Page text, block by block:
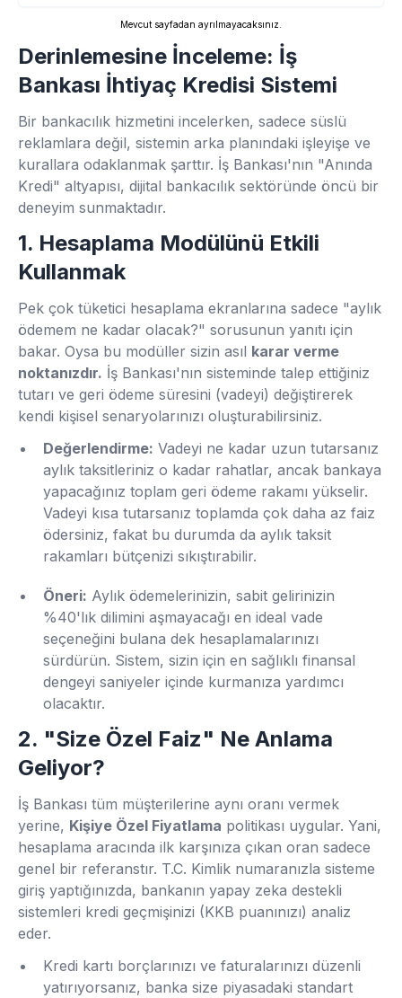
Mevcut sayfadan ayrılmayacaksınız.
Derinlemesine İnceleme: İş
Bankası İhtiyaç Kredisi Sistemi
Bir bankacılık hizmetini incelerken, sadece süslü
reklamlara değil, sistemin arka planındaki işleyişe ve
kurallara odaklanmak şarttır. İş Bankası'nın "Anında
Kredi" altyapısı, dijital bankacılık sektöründe öncü bir
deneyim sunmaktadır.
1. Hesaplama Modülünü Etkili
Kullanmak
Pek çok tüketici hesaplama ekranlarına sadece "aylık
ödemem ne kadar olacak?" sorusunun yanıtı için
bakar. Oysa bu modüller sizin asıl karar verme
noktanızdır. İş Bankası'nın sisteminde talep ettiğiniz
tutarı ve geri ödeme süresini (vadeyi) değiştirerek
kendi kişisel senaryolarınızı oluşturabilirsiniz.
Değerlendirme: Vadeyi ne kadar uzun tutarsanız
aylık taksitleriniz o kadar rahatlar, ancak bankaya
yapacağınız toplam geri ödeme rakamı yükselir.
Vadeyi kısa tutarsanız toplamda çok daha az faiz
ödersiniz, fakat bu durumda da aylık taksit
rakamları bütçenizi sıkıştırabilir.
Öneri: Aylık ödemelerinizin, sabit gelirinizin
%40'lık dilimini aşmayacağı en ideal vade
seçeneğini bulana dek hesaplamalarınızı
sürdürün. Sistem, sizin için en sağlıklı finansal
dengeyi saniyeler içinde kurmanıza yardımcı
olacaktır.
2. "Size Özel Faiz" Ne Anlama
Geliyor?
İş Bankası tüm müşterilerine aynı oranı vermek
yerine, Kişiye Özel Fiyatlama politikası uygular. Yani,
hesaplama aracında ilk karşınıza çıkan oran sadece
genel bir referanstır. T.C. Kimlik numaranızla sisteme
giriş yaptığınızda, bankanın yapay zeka destekli
sistemleri kredi geçmişinizi (KKB puanınızı) analiz
eder.
Kredi kartı borçlarınızı ve faturalarınızı düzenli
yatırıyorsanız, banka size piyasadaki standart